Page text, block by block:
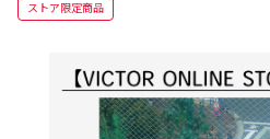
ストア限定商品